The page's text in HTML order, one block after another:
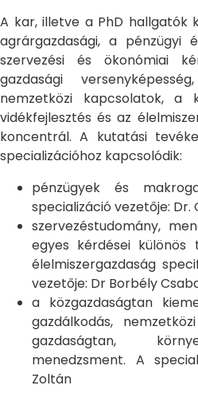
A kar, illetve a PhD hallgatók
agrárgazdasági, a
szervezési és ökonómiai
gazdasági
nemzetközi kapcsolatok, a
vidékfejlesztés és az
koncentrál. A kutatási
specializációhoz kapcsolódik:
pénzügyek és
specializáció vezetője: Dr.
szervezéstudomány,
egyes kérdései
élelmiszergazdaság
vezetője: Dr Borbély
a közgazdaságtan
gazdálkodás,
gazdaságtan,
menedzsment. A
Zoltán